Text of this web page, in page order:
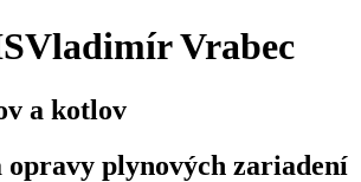
Vladimír Vrabec
a kotlov
opravy plynových zariadení